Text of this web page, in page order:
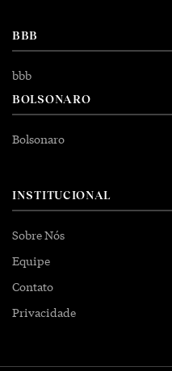
BBB
bbb
BOLSONARO
Bolsonaro
INSTITUCIONAL
Sobre Nós
Equipe
Contato
Privacidade